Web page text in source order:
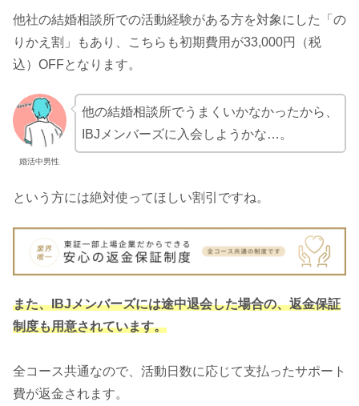
他社の結婚相談所での活動経験がある方を対象にした「の
りかえ割」もあり、こちらも初期費用が33,000円（税
込）OFFとなります。
婚活中男性
他の結婚相談所でうまくいかなかったから、
IBJメンバーズに入会しようかな…。
という方には絶対使ってほしい割引ですね。
また、IBJメンバーズには途中退会した場合の、返金保証
制度も用意されています。
全コース共通なので、活動日数に応じて支払ったサポート
費が返金されます。